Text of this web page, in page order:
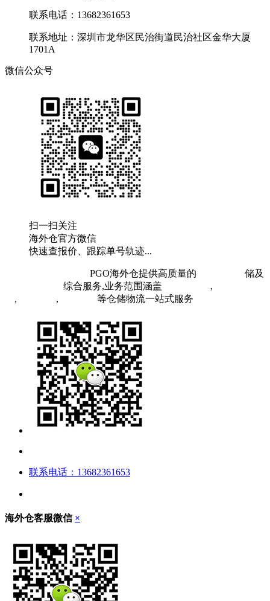
联系电话：13682361653
联系地址：深圳市龙华区民治街道民治社区金华大厦
1701A
微信公众号
扫一扫关注
海外仓官方微信
快速查报价、跟踪单号轨迹...
PGO海外仓提供高质量的
储及
综合服务,业务范围涵盖 ,
, , 等仓储物流一站式服务
联系电话：13682361653
海外仓客服微信 ×